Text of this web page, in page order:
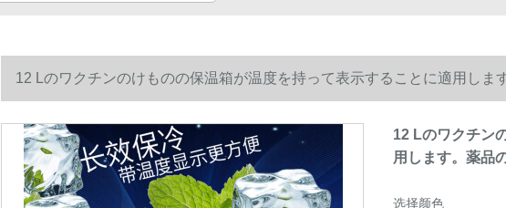
12 Lのワクチンのけものの保温箱が温度を持って表示することに適用し
す。
12 Lのワクチン
用します。薬品
选择颜色